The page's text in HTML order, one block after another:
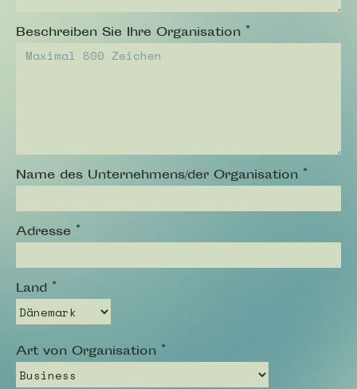
Beschreiben Sie Ihre Organisation *
Name des Unternehmens/der Organisation *
Adresse *
Land *
Art von Organisation *